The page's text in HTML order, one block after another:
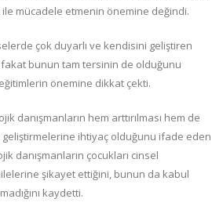
ile mücadele etmenin önemine değindi.
çok duyarlı ve kendisini geliştiren
bunun tam tersinin de olduğunu
önemine dikkat çekti.
danışmanların hem arttırılması hem de
geliştirmelerine ihtiyaç olduğunu ifade eden
danışmanların çocukları cinsel
şikayet ettiğini, bunun da kabul
kaydetti.